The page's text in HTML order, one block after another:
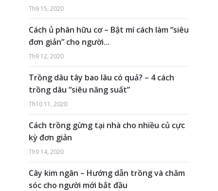
Th9 15, 2020
Cách ủ phân hữu cơ – Bật mí cách làm “siêu
đơn giản” cho người...
Th9 12, 2020
Trồng dâu tây bao lâu có quả? – 4 cách
trồng dâu “siêu năng suất”
Th10 11, 2020
Cách trồng gừng tại nhà cho nhiều củ cực
kỳ đơn giản
Th9 14, 2020
Cây kim ngân – Hướng dẫn trồng và chăm
sóc cho người mới bắt đầu